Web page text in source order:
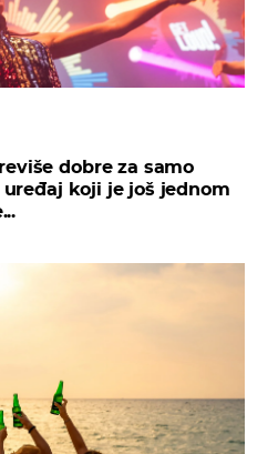
dobre za samo
koji je još jednom